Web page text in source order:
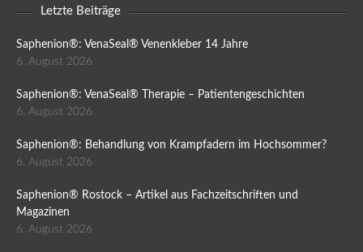
Letzte Beiträge
Saphenion®: VenaSeal® Venenkleber 14 Jahre
6. August 2026
Saphenion®: VenaSeal® Therapie – Patientengeschichten
6. August 2026
Saphenion®: Behandlung von Krampfadern im Hochsommer?
6. August 2026
Saphenion® Rostock – Artikel aus Fachzeitschriften und
Magazinen
6. August 2026